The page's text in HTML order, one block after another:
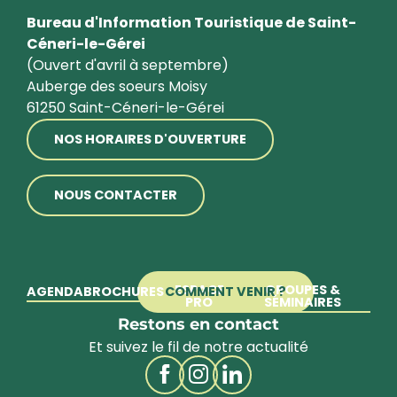
Bureau d'Information Touristique de Saint-
Céneri-le-Gérei
(Ouvert d'avril à septembre)
Auberge des soeurs Moisy
61250 Saint-Céneri-le-Gérei
NOS HORAIRES D'OUVERTURE
NOUS CONTACTER
COMMENT VENIR ?
AGENDABROCHURES ESPACE
PRO
GROUPES &
SÉMINAIRES
Restons en contact
Et suivez le fil de notre actualité